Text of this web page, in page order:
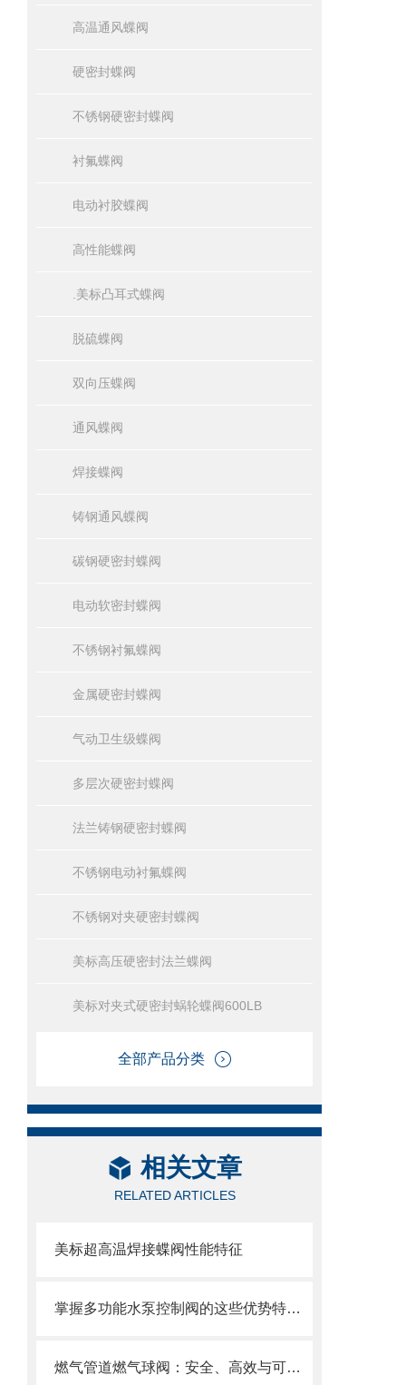
高温通风蝶阀
硬密封蝶阀
不锈钢硬密封蝶阀
衬氟蝶阀
电动衬胶蝶阀
高性能蝶阀
.美标凸耳式蝶阀
脱硫蝶阀
双向压蝶阀
通风蝶阀
焊接蝶阀
铸钢通风蝶阀
碳钢硬密封蝶阀
电动软密封蝶阀
不锈钢衬氟蝶阀
金属硬密封蝶阀
气动卫生级蝶阀
多层次硬密封蝶阀
法兰铸钢硬密封蝶阀
不锈钢电动衬氟蝶阀
不锈钢对夹硬密封蝶阀
美标高压硬密封法兰蝶阀
美标对夹式硬密封蜗轮蝶阀600LB
全部产品分类
相关文章
RELATED ARTICLES
美标超高温焊接蝶阀性能特征
掌握多功能水泵控制阀的这些优势特点很重要！
燃气管道燃气球阀：安全、高效与可靠的燃气控制